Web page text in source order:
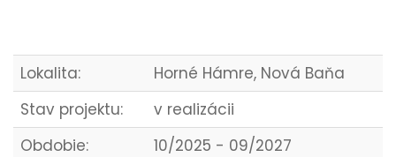
Lokalita:
Horné Hámre, Nová Baňa
Stav projektu:
v realizácii
Obdobie:
10/2025 - 09/2027